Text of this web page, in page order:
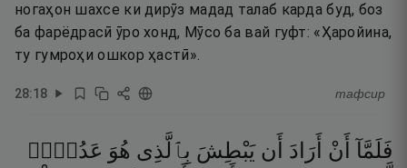
ногаҳон шахсе ки дирӯз мадад талаб карда буд, боз
ба фарёдрасӣ ӯро хонд, Мӯсо ба вай гуфт: «Ҳаройина,
ту гумроҳи ошкор ҳастӣ».
28:18 тафсир
فَلَمَّآ أَنْ أَرَادَ أَن يَبْطِشَ بِٱلَّذِى هُوَ عَدُوٌّۭ